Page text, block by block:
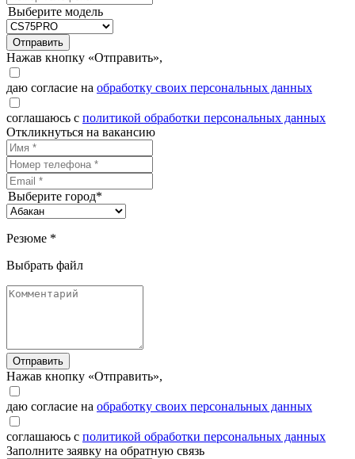
Выберите модель
Отправить
Нажав кнопку «Отправить»,
даю согласие на обработку своих персональных данных
соглашаюсь с политикой обработки персональных данных
Откликнуться на вакансию
Выберите город*
Резюме *
Выбрать файл
Отправить
Нажав кнопку «Отправить»,
даю согласие на обработку своих персональных данных
соглашаюсь с политикой обработки персональных данных
Заполните заявку на обратную связь